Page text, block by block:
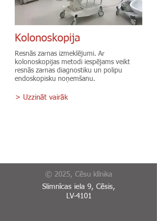
Kolonoskopija
Resnās zarnas izmeklējumi. Ar
kolonoskopijas metodi iespējams veikt
resnās zarnas diagnostiku un polipu
endoskopisku noņemšanu.
> Uzzināt vairāk
© 2025, Cēsu klīnika
Slimnīcas iela 9, Cēsis,
LV-4101